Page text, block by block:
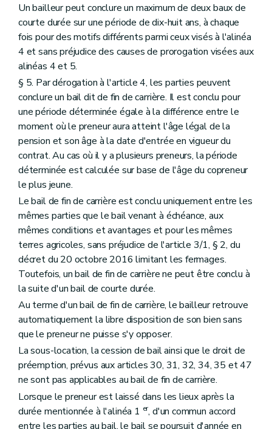
Un bailleur peut conclure un maximum de deux baux de
courte durée sur une période de dix-huit ans, à chaque
fois pour des motifs différents parmi ceux visés à l'alinéa
4 et sans préjudice des causes de prorogation visées aux
alinéas 4 et 5.
§ 5. Par dérogation à l'article 4, les parties peuvent
conclure un bail dit de fin de carrière. Il est conclu pour
une période déterminée égale à la différence entre le
moment où le preneur aura atteint l'âge légal de la
pension et son âge à la date d'entrée en vigueur du
contrat. Au cas où il y a plusieurs preneurs, la période
déterminée est calculée sur base de l'âge du copreneur
le plus jeune.
Le bail de fin de carrière est conclu uniquement entre les
mêmes parties que le bail venant à échéance, aux
mêmes conditions et avantages et pour les mêmes
terres agricoles, sans préjudice de l'article 3/1, § 2, du
décret du 20 octobre 2016 limitant les fermages.
Toutefois, un bail de fin de carrière ne peut être conclu à
la suite d'un bail de courte durée.
Au terme d'un bail de fin de carrière, le bailleur retrouve
automatiquement la libre disposition de son bien sans
que le preneur ne puisse s'y opposer.
La sous-location, la cession de bail ainsi que le droit de
préemption, prévus aux articles 30, 31, 32, 34, 35 et 47
ne sont pas applicables au bail de fin de carrière.
Lorsque le preneur est laissé dans les lieux après la
durée mentionnée à l'alinéa 1 er, d'un commun accord
entre les parties au bail, le bail se poursuit d'année en